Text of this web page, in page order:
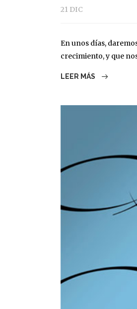
21 DIC
En unos días,
crecimiento, y que
LEER MÁS